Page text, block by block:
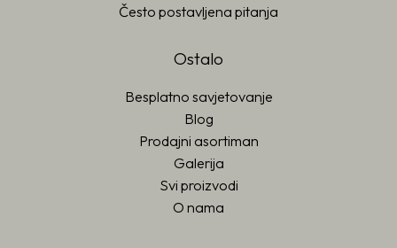
Često postavljena pitanja
Ostalo
Besplatno savjetovanje
Blog
Prodajni asortiman
Galerija
Svi proizvodi
O nama